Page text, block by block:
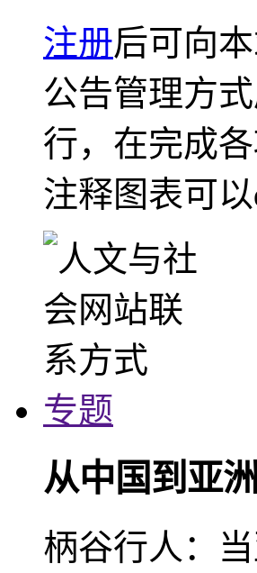
注册后可向
公告管理方
行，在完成
注释图表可
专题
从中国到亚
柄谷行人：